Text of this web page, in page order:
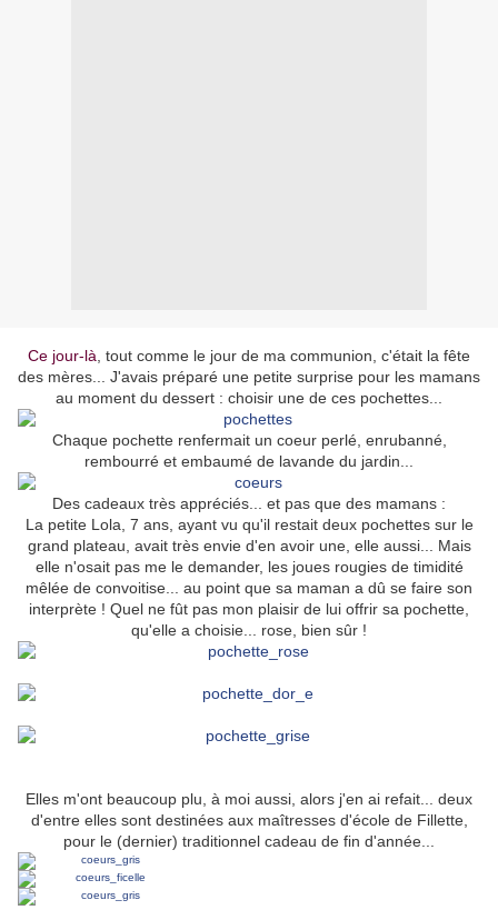
Ce jour-là , tout comme le jour de ma communion, c'était la fête
des mères... J'avais préparé une petite surprise pour les mamans
au moment du dessert : choisir une de ces pochettes...
Chaque pochette renfermait un coeur perlé, enrubanné,
rembourré et embaumé de lavande du jardin...
Des cadeaux très appréciés... et pas que des mamans :
La petite Lola, 7 ans, ayant vu qu'il restait deux pochettes sur le
grand plateau, avait très envie d'en avoir une, elle aussi... Mais
elle n'osait pas me le demander, les joues rougies de timidité
mêlée de convoitise... au point que sa maman a dû se faire son
interprète ! Quel ne fût pas mon plaisir de lui offrir sa pochette,
qu'elle a choisie... rose, bien sûr !
Elles m'ont beaucoup plu, à moi aussi, alors j'en ai refait... deux
d'entre elles sont destinées aux maîtresses d'école de Fillette,
pour le (dernier) traditionnel cadeau de fin d'année...